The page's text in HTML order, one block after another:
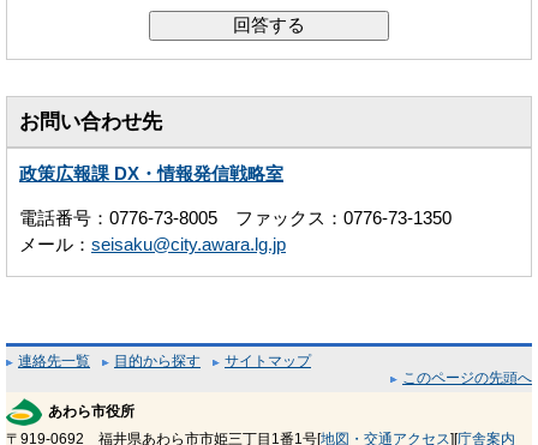
お問い合わせ先
政策広報課 DX・情報発信戦略室
電話番号：0776-73-8005 ファックス：0776-73-1350
メール： seisaku@city.awara.lg.jp
連絡先一覧 目的から探す
サイトマップ
このページの先頭へ
あわら市役所
〒919-0692 福井県あわら市市姫三丁目1番1号[地図・交通アクセス][庁舎案内